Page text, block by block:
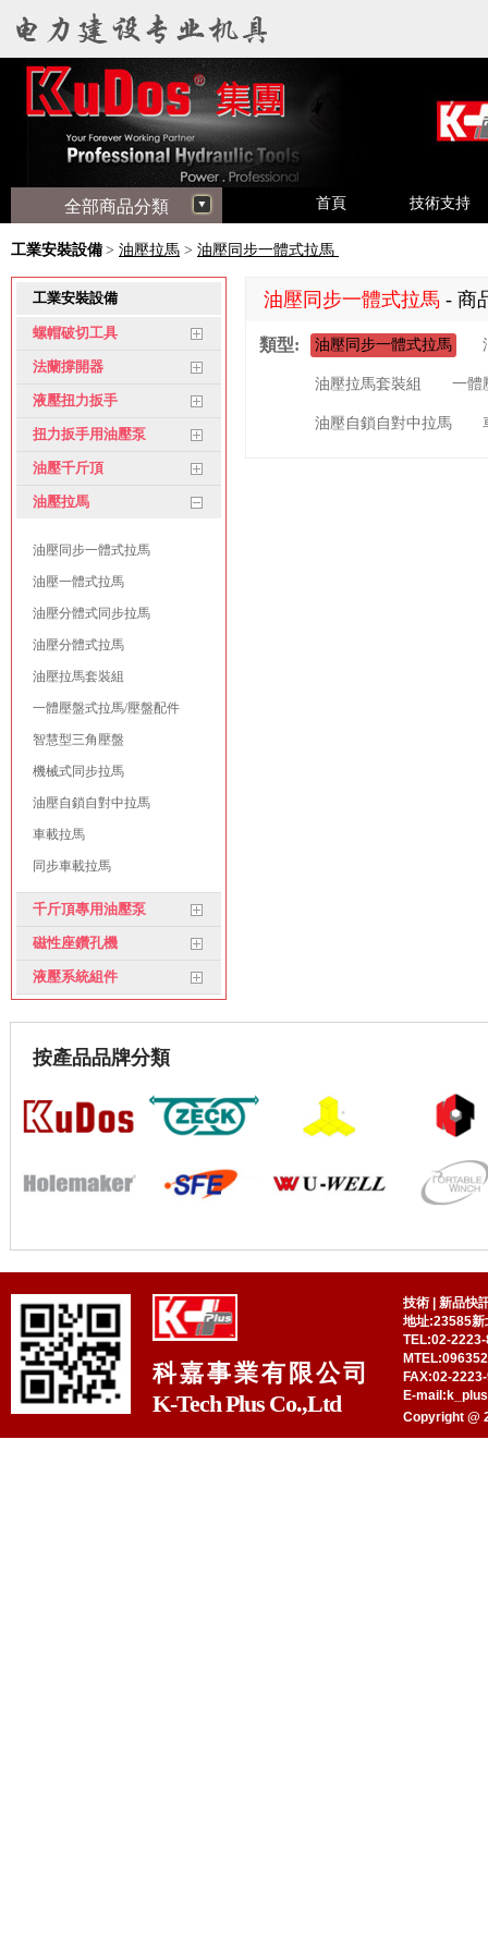
全部商品分類 首頁 技術支持
工業安裝設備 > 油壓拉馬 > 油壓同步一體式拉馬
工業安裝設備
螺帽破切工具
法蘭撐開器
液壓扭力扳手
扭力扳手用油壓泵
油壓千斤頂
油壓拉馬
油壓同步一體式拉馬
油壓一體式拉馬
油壓分體式同步拉馬
油壓分體式拉馬
油壓拉馬套裝組
一體壓盤式拉馬/壓盤配件
智慧型三角壓盤
機械式同步拉馬
油壓自鎖自對中拉馬
車載拉馬
同步車載拉馬
千斤頂專用油壓泵
磁性座鑽孔機
液壓系統組件
油壓同步一體式拉馬 - 商
類型: 油壓同步一體式拉馬
油壓拉馬套裝組 一體
油壓自鎖自對中拉馬
按產品品牌分類
科嘉事業有限公司
K-Tech Plus Co.,Ltd
技術
新品快
地址:23585新
TEL:02-
FAX:02-
E-
Copyright @